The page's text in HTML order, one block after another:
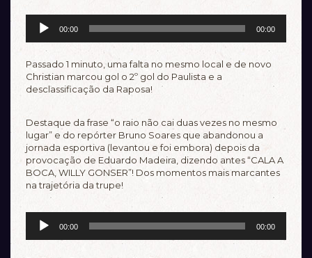
Tocador
áudio
00:00 00:00
Passado 1 minuto, uma falta no mesmo local e de novo
Christian marcou gol o 2º gol do Paulista e a
desclassificação da Raposa!
Destaque da frase “o raio não cai duas vezes no mesmo
lugar” e do repórter Bruno Soares que abandonou a
jornada esportiva (levantou e foi embora) depois da
provocação de Eduardo Madeira, dizendo antes “CALA A
BOCA, WILLY GONSER”! Dos momentos mais marcantes
na trajetória da trupe!
Tocador
00:00 00:00